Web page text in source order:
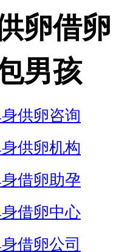
卵借卵
男孩
供卵咨询
供卵机构
借卵助孕
借卵中心
借卵公司